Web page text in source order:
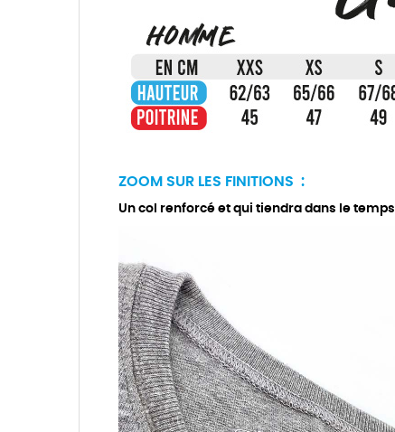
ZOOM SUR LES FINITIONS :
Un col renforcé et qui tiendra dans le temps